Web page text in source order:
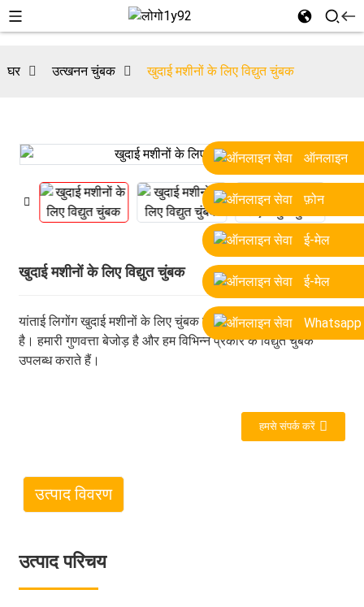
ऑनलाइन
फ़ोन
ई-मेल
ई-मेल
Whatsapp
घर उत्खनन चुंबक खुदाई मशीनों के लिए विद्युत चुंबक
खुदाई मशीनों के लिए विद्युत चुंबक
यांताई लिगोंग खुदाई मशीनों के लिए चुंबक बनाने वाली एक पेशेवर कंपनी
है। हमारी गुणवत्ता बेजोड़ है और हम विभिन्न प्रकार के विद्युत चुंबक
उपलब्ध कराते हैं।
हमसे संपर्क करें
उत्पाद विवरण
उत्पाद परिचय